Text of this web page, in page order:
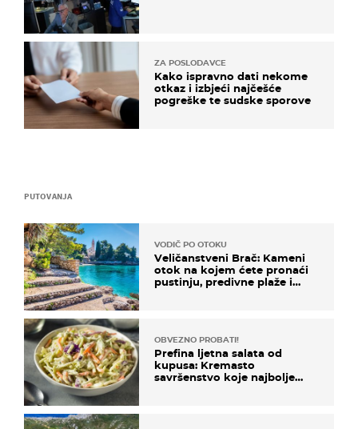
PUTOVANJA
VODIČ PO OTOKU
Veličanstveni Brač: Kameni
otok na kojem ćete pronaći
pustinju, predivne plaže i
OBVEZNO PROBATI!
Prefina ljetna salata od
kupusa: Kremasto
savršenstvo koje najbolje
ZA POSLODAVCE
Kako ispravno dati nekome
otkaz i izbjeći najčešće
pogreške te sudske sporove